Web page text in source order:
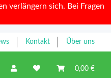
verlängern sich. Bei Fragen
Kontakt Über uns
0,00 €